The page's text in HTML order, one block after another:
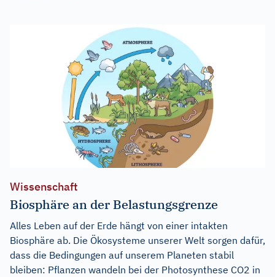
Wissenschaft
Biosphäre an der Belastungsgrenze
Alles Leben auf der Erde hängt von einer intakten
Biosphäre ab. Die Ökosysteme unserer Welt sorgen dafür,
dass die Bedingungen auf unserem Planeten stabil
bleiben: Pflanzen wandeln bei der Photosynthese CO2 in